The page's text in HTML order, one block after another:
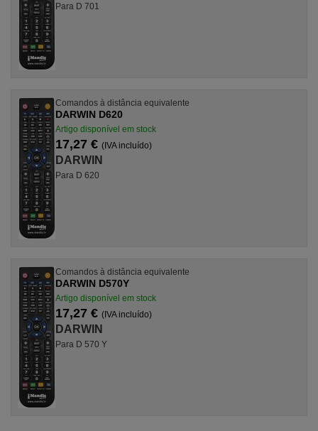
Para D 701
Comandos à distância equivalente
DARWIN D620
Artigo disponível em stock
17,27 € (IVA incluído)
DARWIN
Para D 620
Comandos à distância equivalente
DARWIN D570Y
Artigo disponível em stock
17,27 € (IVA incluído)
DARWIN
Para D 570 Y